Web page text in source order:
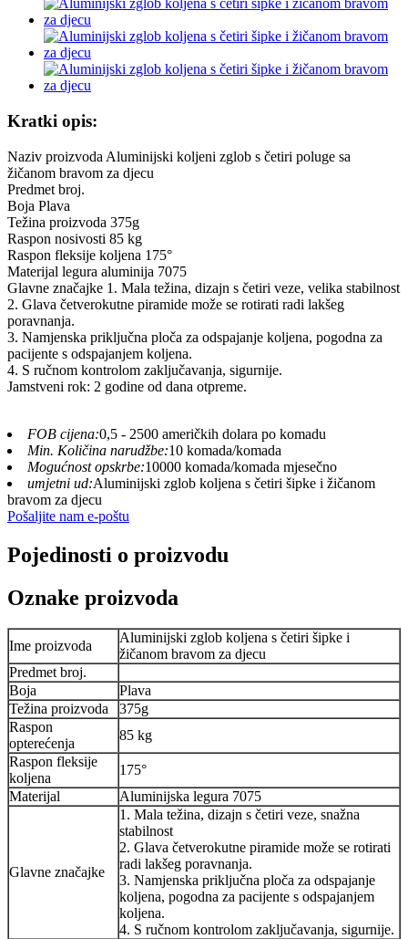
Kratki opis:
Naziv proizvoda Aluminijski koljeni zglob s četiri poluge sa
žičanom bravom za djecu
Predmet broj.
Boja Plava
Težina proizvoda 375g
Raspon nosivosti 85 kg
Raspon fleksije koljena 175°
Materijal legura aluminija 7075
Glavne značajke 1. Mala težina, dizajn s četiri veze, velika stabilnost
2. Glava četverokutne piramide može se rotirati radi lakšeg
poravnanja.
3. Namjenska priključna ploča za odspajanje koljena, pogodna za
pacijente s odspajanjem koljena.
4. S ručnom kontrolom zaključavanja, sigurnije.
Jamstveni rok: 2 godine od dana otpreme.
FOB cijena:0,5 - 2500 američkih dolara po komadu
Min. Količina narudžbe:10 komada/komada
Mogućnost opskrbe:10000 komada/komada mjesečno
umjetni ud:Aluminijski zglob koljena s četiri šipke i žičanom
bravom za djecu
Pošaljite nam e-poštu
Pojedinosti o proizvodu
Oznake proizvoda
Ime proizvoda
Aluminijski zglob koljena s četiri šipke i
žičanom bravom za djecu
Predmet broj.
Boja
Plava
Težina proizvoda
375g
Raspon
opterećenja
85 kg
Raspon fleksije
koljena
175°
Materijal
Aluminijska legura 7075
Glavne značajke
1. Mala težina, dizajn s četiri veze, snažna
stabilnost
2. Glava četverokutne piramide može se rotirati
radi lakšeg poravnanja.
3. Namjenska priključna ploča za odspajanje
koljena, pogodna za pacijente s odspajanjem
koljena.
4. S ručnom kontrolom zaključavanja, sigurnije.